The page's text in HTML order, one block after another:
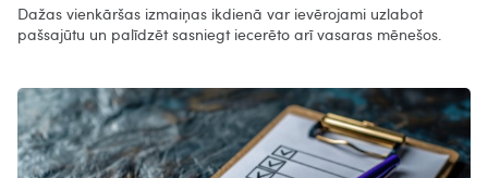
Dažas vienkāršas izmaiņas ikdienā var ievērojami uzlabot
pašsajūtu un palīdzēt sasniegt iecerēto arī vasaras mēnešos.